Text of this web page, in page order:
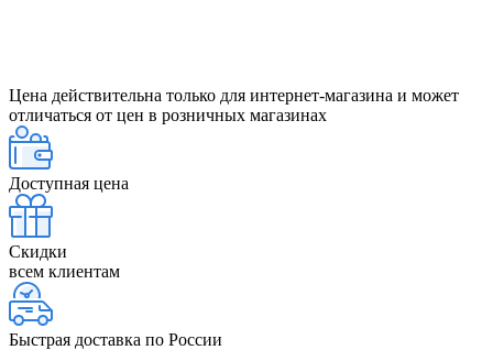
Цена действительна только для интернет-магазина и может
отличаться от цен в розничных магазинах
Доступная цена
Скидки
всем клиентам
Быстрая доставка по России